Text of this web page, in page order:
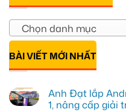
Chọn danh mục
BÀI VIẾT MỚI NHẤT
Anh Đạt lắp
1, nâng cấp giải